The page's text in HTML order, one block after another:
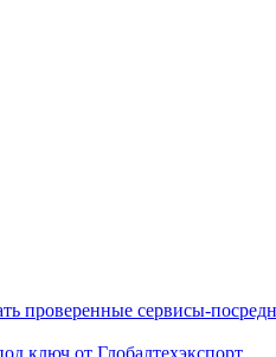
проверенные сервисы-
ключ от Глобалтехэкспорт